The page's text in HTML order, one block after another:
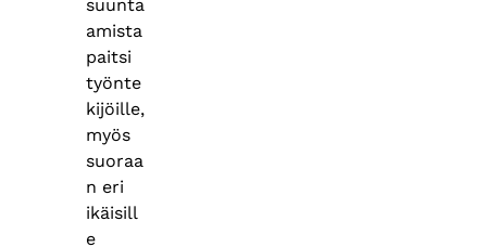
suunta
amista
paitsi
työnte
kijöille,
myös
suoraa
n eri
ikäisill
e